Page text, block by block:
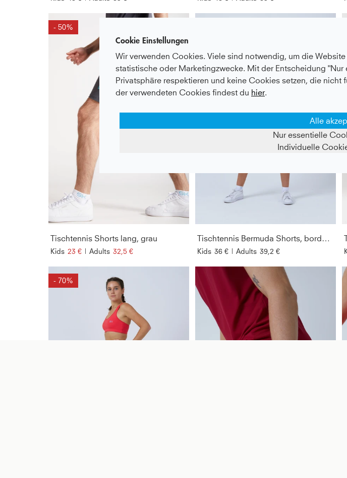
- 50%
Tischtennis Shorts lang, grau
Kids 23 € | Adults 32,5 €
Tischtennis Bermuda Shorts, bordeaux rot
Kids 36 € | Adults 39,2 €
- 70%
Cookie Einstellungen
Wir verwenden Cookies. Viele sind notwendig, um die
statistische oder Marketingzwecke. Mit der Entscheidung
Privatsphäre respektieren und keine Cookies setzen, die
der verwendeten Cookies findest du hier.
Alle
Nur essentielle
Individuelle